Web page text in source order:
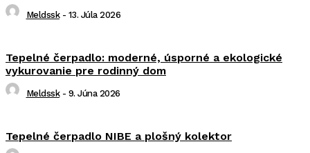
Meldssk - 13. Júla 2026
Tepelné čerpadlo: moderné, úsporné a ekologické
vykurovanie pre rodinný dom
Meldssk - 9. Júna 2026
Tepelné čerpadlo NIBE a plošný kolektor